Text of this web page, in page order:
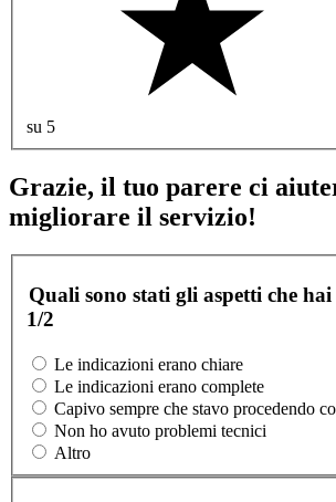
su 5
Grazie, il tuo parere ci
migliorare il servizio!
Quali sono stati gli aspetti che
1/2
Le indicazioni erano chiare
Le indicazioni erano complete
Capivo sempre che stavo procedendo
Non ho avuto problemi tecnici
Altro